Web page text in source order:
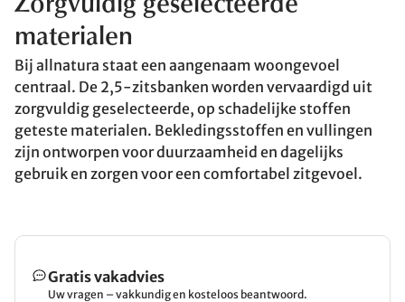
Zorgvuldig geselecteerde
materialen
Bij allnatura staat een aangenaam woongevoel
centraal. De 2,5-zitsbanken worden vervaardigd uit
zorgvuldig geselecteerde, op schadelijke stoffen
geteste materialen. Bekledingsstoffen en vullingen
zijn ontworpen voor duurzaamheid en dagelijks
gebruik en zorgen voor een comfortabel zitgevoel.
Gratis vakadvies
Uw vragen – vakkundig en kosteloos beantwoord.